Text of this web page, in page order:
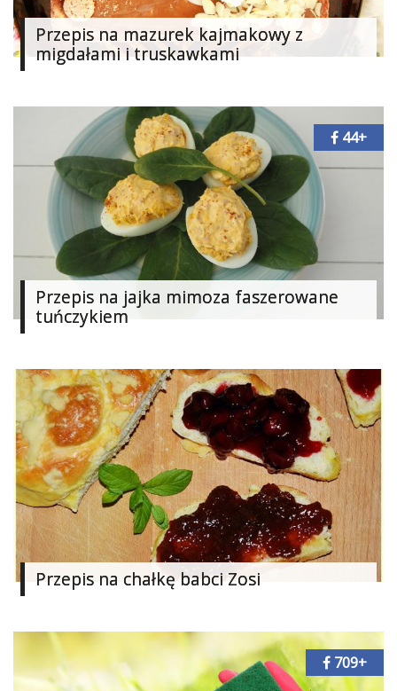
Przepis na mazurek kajmakowy z
migdałami i truskawkami
Przepis na jajka mimoza faszerowane
tuńczykiem
44+
Przepis na chałkę babci Zosi
709+